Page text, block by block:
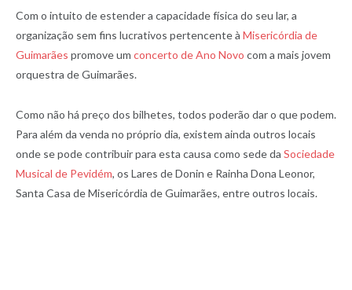
Com o intuito de estender a capacidade física do seu lar, a
organização sem fins lucrativos pertencente à Misericórdia de
Guimarães promove um concerto de Ano Novo com a mais jovem
orquestra de Guimarães.
Como não há preço dos bilhetes, todos poderão dar o que podem.
Para além da venda no próprio dia, existem ainda outros locais
onde se pode contribuir para esta causa como sede da Sociedade
Musical de Pevidém, os Lares de Donin e Rainha Dona Leonor,
Santa Casa de Misericórdia de Guimarães, entre outros locais.